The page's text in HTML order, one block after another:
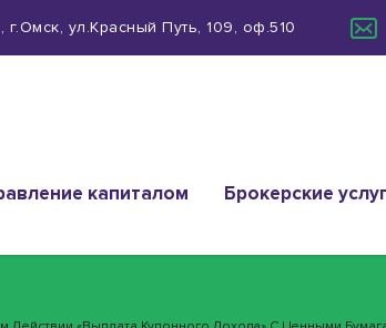
г.Омск, ул.Красный Путь, 109, оф.510
капиталом Брокерские